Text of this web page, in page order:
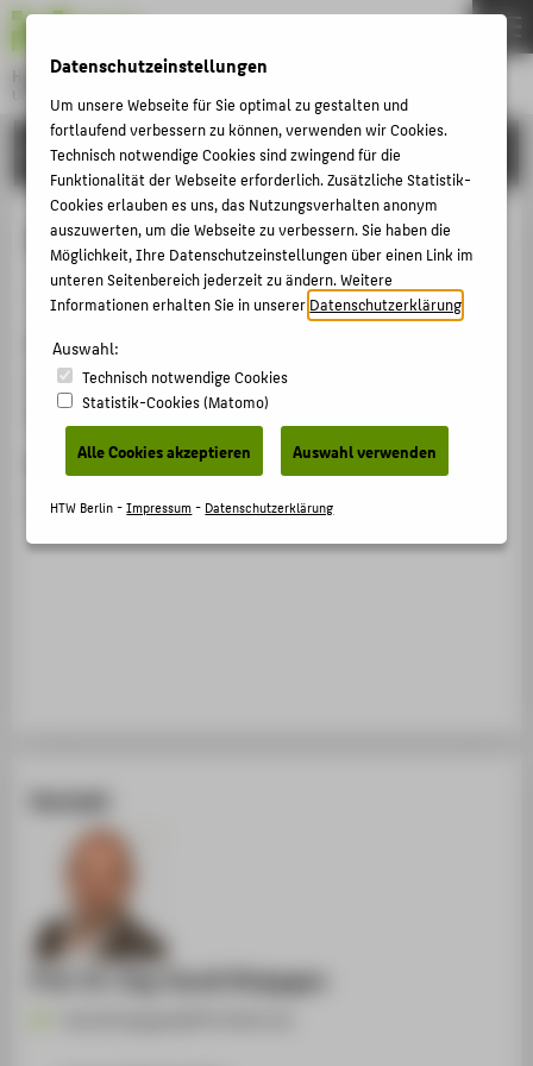
Hochschule für Technik und Wirtschaft Berlin
University of Applied Sciences
Menu
FORSCHUNG
IMI-Studium an der HTW Berlin
Veranstaltungsbeitrag › Eingeladener Vortrag › 2010
Veranstaltung
GAMESCOM 2010
Messe Köln-Deutz, 19.08.2010 - 20.08.2010
Ergänzende Angaben
Eingeladener Vortrag
Kontakt
Prof. Dr.-Ing. David Strippgen
THEMEN
HOCHSCHULE
CAMPUS
STUDIUM
LEHRE
KARRIERE
INTERNATIONAL
INFORMATIONEN FÜR
STUDIENINTERESSIERTE
ÜBER DIE HTW BERLIN
Datenschutzeinstellungen
Um unsere Webseite für Sie optimal zu gestalten und
fortlaufend verbessern zu können, verwenden wir Cookies.
Technisch notwendige Cookies sind zwingend für die
Funktionalität der Webseite erforderlich. Zusätzliche Statistik-
Cookies erlauben es uns, das Nutzungsverhalten anonym
auszuwerten, um die Webseite zu verbessern. Sie haben die
Möglichkeit, Ihre Datenschutzeinstellungen über einen Link im
unteren Seitenbereich jederzeit zu ändern. Weitere
Informationen erhalten Sie in unsererDatenschutzerklärung
Auswahl:
Technisch notwendige Cookies
Statistik-Cookies (Matomo)
Alle Cookies akzeptieren Auswahl verwenden
HTW Berlin -Impressum- Datenschutzerklärung